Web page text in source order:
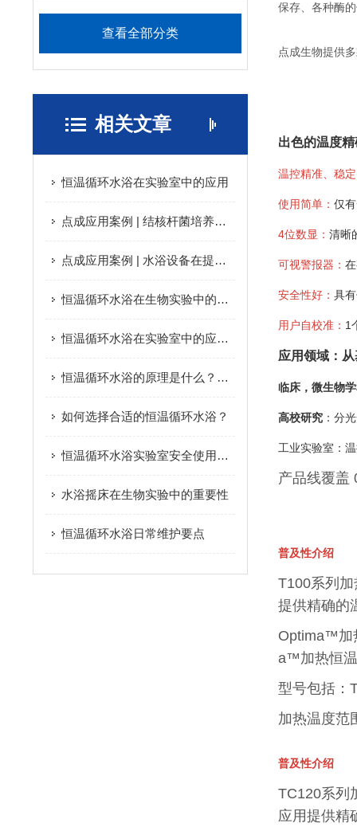
查看全部分类
相关文章
恒温循环水浴在实验室中的应用
点成应用案例 | 结核杆菌培养基的制备过程
点成应用案例 | 水浴设备在提高沼气产生效率中的作用
恒温循环水浴在生物实验中的应用
恒温循环水浴在实验室中的应用分析
恒温循环水浴的原理是什么？它是如何维持恒定的温度的？
如何选择合适的恒温循环水浴？
恒温循环水浴实验室安全使用规范
水浴摇床在生物实验中的重要性
恒温循环水浴日常维护要点
保存、各种酶
点成生物提供
出色的温度
温控精准、稳
使用简单：仅
4位数显：清晰
可视警报器：
安全性好：具
用户自校准： 1
应用领域：
临床，微生物
高校研究 ：分
工业实验室：
产品线覆
普及性介绍
T100系列加
提供精确的
Optima™加
a™加热恒
型号包括：
加热温度
普及性介绍
TC120系列
应用提供精